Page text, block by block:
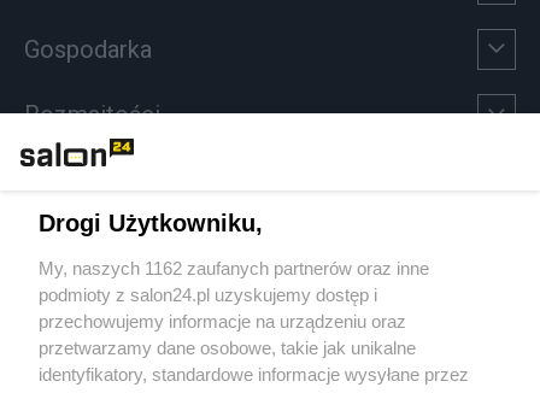
Gospodarka
Rozmaitości
Sport
Społeczeństwo
Kultura
Drogi Użytkowniku,
My, naszych 1162 zaufanych partnerów oraz inne
podmioty z salon24.pl uzyskujemy dostęp i
przechowujemy informacje na urządzeniu oraz
przetwarzamy dane osobowe, takie jak unikalne
identyfikatory, standardowe informacje wysyłane przez